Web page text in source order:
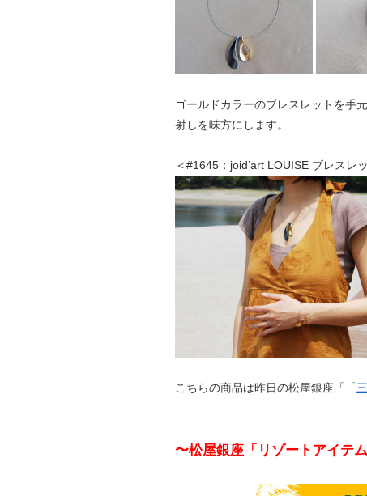
ゴールドカラーのブレスレットを手
射しを味方にします。
＜#1645：joid’art LOUISE ブレスレ
こちらの商品は昨日の松屋銀座「「
〜松屋銀座「リゾートアイテ